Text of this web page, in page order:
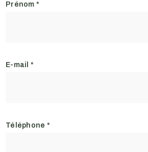
Prénom *
E-mail *
Téléphone *